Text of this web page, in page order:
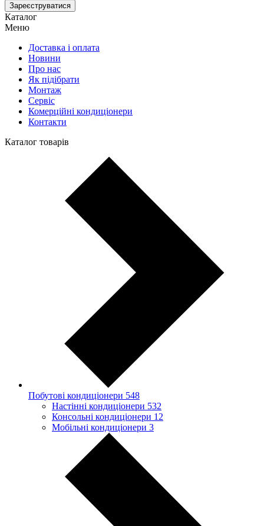
Зареєструватися
Каталог
Меню
Доставка і оплата
Новини
Про нас
Як підібрати
Монтаж
Сервіс
Комерційні кондиціонери
Контакти
Каталог товарів
Побутові кондиціонери 548
Настінні кондиціонери 532
Консольні кондиціонери 12
Мобільні кондиціонери 3